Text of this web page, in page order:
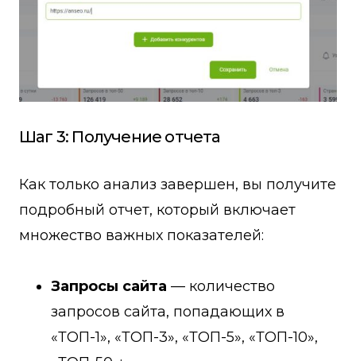
Шаг 3: Получение отчета
Как только анализ завершен, вы получите
подробный отчет, который включает
множество важных показателей:
Запросы сайта — количество
запросов сайта, попадающих в
«ТОП-1», «ТОП-3», «ТОП-5», «ТОП-10»,